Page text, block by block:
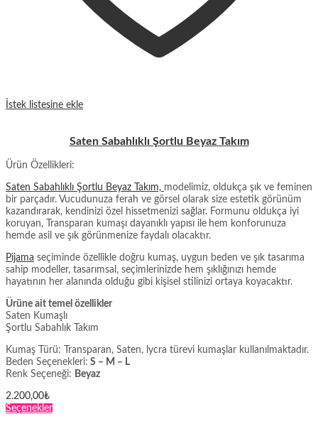
İstek listesine ekle
Saten Sabahlıklı Şortlu Beyaz Takım
Ürün Özellikleri:
Saten Sabahlıklı Şortlu Beyaz Takım, modelimiz, oldukça şık ve feminen
bir parçadır. Vucudunuza ferah ve görsel olarak size estetik görünüm
kazandırarak, kendinizi özel hissetmenizi sağlar. Formunu oldukça iyi
koruyan, Transparan kumaşı dayanıklı yapısı ile hem konforunuza
hemde asil ve şık görünmenize faydalı olacaktır.
Pijama seçiminde özellikle doğru kumaş, uygun beden ve şık tasarıma
sahip modeller, tasarımsal, seçimlerinizde hem şıklığınızı hemde
hayatının her alanında olduğu gibi kişisel stilinizi ortaya koyacaktır.
Ürüne ait temel özellikler
Saten Kumaşlı
Şortlu Sabahlık Takım
Kumaş Türü: Transparan, Saten, lycra türevi kumaşlar kullanılmaktadır.
Beden Seçenekleri: S – M – L
Renk Seçeneği: Beyaz
2.200,00₺
SeçeneklerBu